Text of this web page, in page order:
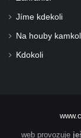
Jíme kdekoli
Na houby
Kdokoli
web provozuje